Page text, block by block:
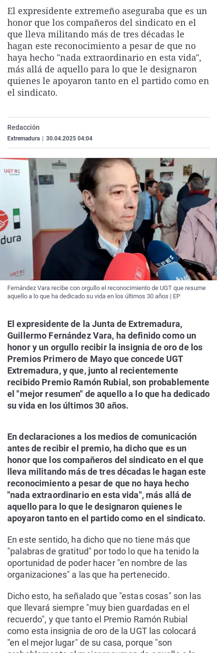
La rosa de los vientos
Gente viajera
Como el perro y el
Caso
Retornados
Equipo de
Operación Viuda
Extremadura
Galicia
La Rioja
Navarra
País Vasco
Virales
Televisión
Elecciones
El expresidente extremeño aseguraba que es un
honor que los compañeros del sindicato en el
que lleva militando más de tres décadas le
hagan este reconocimiento a pesar de que no
haya hecho "nada extraordinario en esta vida",
más allá de aquello para lo que le designaron
quienes le apoyaron tanto en el partido como en
el sindicato.
Redacción
Extremadura 30.04.2025 04:04
Fernández Vara recibe con orgullo el reconocimiento de UGT que resume
aquello a lo que ha dedicado su vida en los últimos 30 años | EP
El expresidente de la Junta de Extremadura,
Guillermo Fernández Vara, ha definido como un
honor y un orgullo recibir la insignia de oro de los
Premios Primero de Mayo que concede UGT
Extremadura, y que, junto al recientemente
recibido Premio Ramón Rubial, son probablemente
el "mejor resumen" de aquello a lo que ha dedicado
su vida en los últimos 30 años.
En declaraciones a los medios de comunicación
antes de recibir el premio, ha dicho que es un
honor que los compañeros del sindicato en el que
lleva militando más de tres décadas le hagan este
reconocimiento a pesar de que no haya hecho
"nada extraordinario en esta vida", más allá de
aquello para lo que le designaron quienes le
apoyaron tanto en el partido como en el sindicato.
En este sentido, ha dicho que no tiene más que
"palabras de gratitud" por todo lo que ha tenido la
oportunidad de poder hacer "en nombre de las
organizaciones" a las que ha pertenecido.
Dicho esto, ha señalado que "estas cosas" son las
que llevará siempre "muy bien guardadas en el
recuerdo", y que tanto el Premio Ramón Rubial
como esta insignia de oro de la UGT las colocará
"en el mejor lugar" de su casa, porque "son